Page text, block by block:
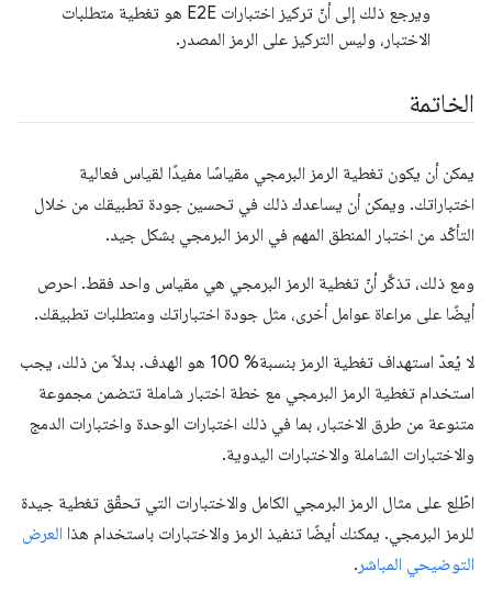
ويرجع ذلك إلى أنّ تركيز اختبارات E2E هو تغطية متطلبات
الاختبار، وليس التركيز على الرمز المصدر.
الخاتمة
يمكن أن يكون تغطية الرمز البرمجي مقياسًا مفيدًا لقياس فعالية
اختباراتك. ويمكن أن يساعدك ذلك في تحسين جودة تطبيقك من خلال
التأكّد من اختبار المنطق المهم في الرمز البرمجي بشكل جيد.
ومع ذلك، تذكَّر أنّ تغطية الرمز البرمجي هي مقياس واحد فقط. احرص
أيضًا على مراعاة عوامل أخرى، مثل جودة اختباراتك ومتطلبات تطبيقك.
لا يُعدّ استهداف تغطية الرمز بنسبة% 100 هو الهدف. بدلاً من ذلك، يجب
استخدام تغطية الرمز البرمجي مع خطة اختبار شاملة تتضمن مجموعة
متنوعة من طرق الاختبار، بما في ذلك اختبارات الوحدة واختبارات الدمج
والاختبارات الشاملة والاختبارات اليدوية.
اطّلِع على مثال الرمز البرمجي الكامل والاختبارات التي تحقّق تغطية جيدة
للرمز البرمجي. يمكنك أيضًا تنفيذ الرمز والاختبارات باستخدام هذا العرض
التوضيحي المباشر .